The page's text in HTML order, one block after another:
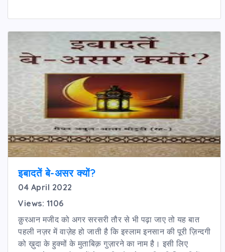
इबादतें बे-असर क्यों?
04 April 2022
Views: 1106
क़ुरआन मजीद को अगर सरसरी तौर से भी पढ़ा जाए तो यह बात
पहली नज़र में वाज़ेह हो जाती है कि इस्लाम इनसान की पूरी ज़िन्दगी
को ख़ुदा के हुक्मों के मुताबिक़ गुज़ारने का नाम है। इसी लिए